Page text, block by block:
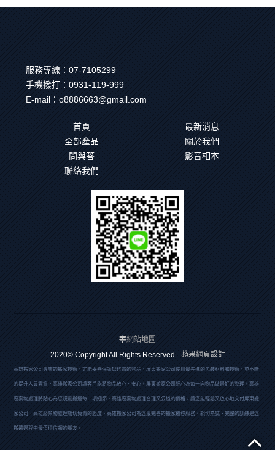
服務專線：07-7105299
手機撥打：0931-119-999
E-mail：o8886663@gmail.com
首頁
最新消息
全部產品
關於我們
問與答
影音相本
聯絡我們
網站地圖
2020© Copyright All Rights Reserved
蘋果網頁設計
高雄搬家公司專業的搬家技術，定能妥善保護您珍貴的物品，屏東搬家公司使用最先進的包裝材料和技術，並不斷
的提升人員素質，高雄搬家公司讓客戶能將物品放心、安心。屏東搬家公司細心為每一向物品做最好的整理。高雄
廢棄物處理將貼心為您規劃搬運每一項細節，高雄廢棄物處理合理又公道的價格，讓您能輕鬆又放心地交付屏東搬
家公司，高雄廢棄物處理親切負責的態度，高雄搬家公司為您最完善的搬家遷移服務。親切熱誠、完整的訓練是您
搬遷過程中最值得信賴的朋友。